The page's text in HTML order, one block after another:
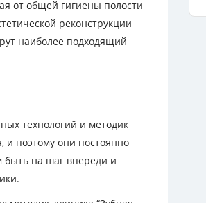
от общей гигиены полости
реконструкции
наиболее подходящий
технологий и методик
и поэтому они постоянно
быть на шаг впереди и